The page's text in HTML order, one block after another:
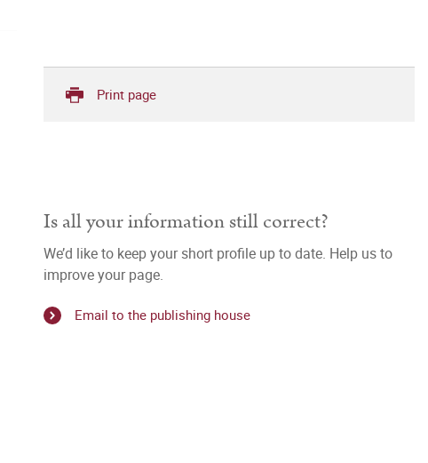
Print page
Is all your information still correct?
We’d like to keep your short profile up to date. Help us to
improve your page.
Email to the publishing house